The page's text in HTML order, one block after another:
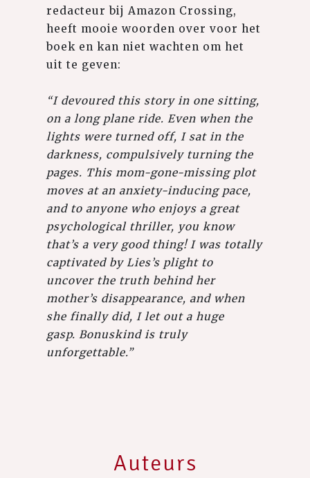
redacteur bij Amazon Crossing,
heeft mooie woorden over voor het
boek en kan niet wachten om het
uit te geven:
“I devoured this story in one sitting,
on a long plane ride. Even when the
lights were turned off, I sat in the
darkness, compulsively turning the
pages. This mom-gone-missing plot
moves at an anxiety-inducing pace,
and to anyone who enjoys a great
psychological thriller, you know
that’s a very good thing! I was totally
captivated by Lies’s plight to
uncover the truth behind her
mother’s disappearance, and when
she finally did, I let out a huge
gasp. Bonuskind is truly
unforgettable.”
Auteurs